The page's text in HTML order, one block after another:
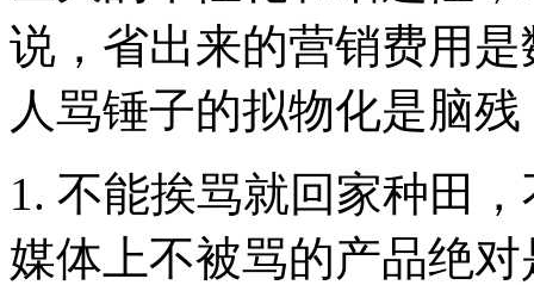
说，省出来的营销费用
人骂锤子的拟物化是脑
1. 不能挨骂就回家种田
媒体上不被骂的产品绝